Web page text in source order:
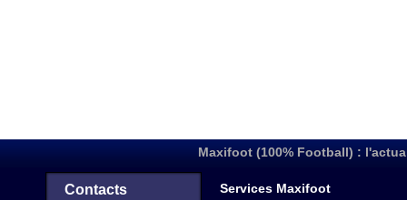
Maxifoot (100% Football) :
Contacts Services Maxifoot